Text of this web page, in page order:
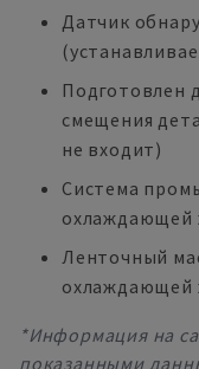
Датчик
Подготовлен
смещения
не входит)
Система
охлаждающей
Ленточный
охлаждающей
*Информация на
показанными